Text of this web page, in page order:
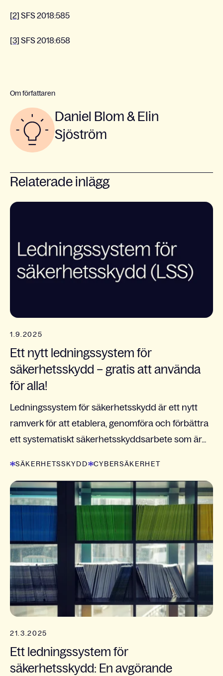
[2] SFS 2018:585
[3] SFS 2018:658
Om författaren
Daniel Blom & Elin
Sjöström
Relaterade inlägg
1.9.2025
Ett nytt ledningssystem för
säkerhetsskydd – gratis att använda
för alla!
Ledningssystem för säkerhetsskydd är ett nytt
ramverk för att etablera, genomföra och förbättra
ett systematiskt säkerhetsskyddsarbete som är...
SÄKERHETSSKYDD CYBERSÄKERHET
21.3.2025
Ett ledningssystem för
säkerhetsskydd: En avgörande